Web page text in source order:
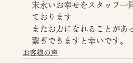
末永いお幸せをスタッフ一
ております
またお力になれることがあ
繋ぎできますと幸いです。
お客様の声